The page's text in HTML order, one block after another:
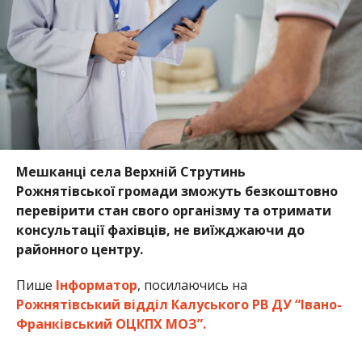
Мешканці села Верхній Струтинь
Рожнятівської громади зможуть безкоштовно
перевірити стан свого організму та отримати
консультації фахівців, не виїжджаючи до
районного центру.
Пише Інформатор, посилаючись на
Рожнятівський відділ Калуського РВ ДУ “Івано-
Франківський ОЦКПХ МОЗ”.